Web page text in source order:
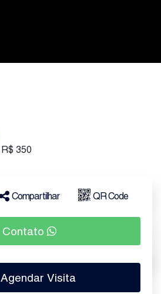
R$ 350
Compartilhar QR Code
Contato
Agendar Visita